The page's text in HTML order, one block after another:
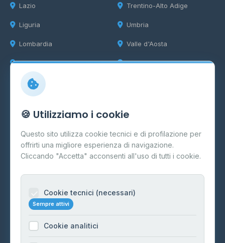
Lazio
Liguria
Lombardia
Marche
Trentino-Alto Adige
Umbria
Valle d'Aosta
Veneto
Info
Cos'è il GPL
FAQ
Contatti
Informazioni legali
Cookie Policy
🍪 Utilizziamo i cookie
Questo sito utilizza cookie tecnici e di profilazione per
offrirti una migliore esperienza di navigazione.
Cliccando "Accetta" acconsenti all'uso di tutti i cookie.
Cookie tecnici (necessari)
Sempre attivi
Cookie analitici